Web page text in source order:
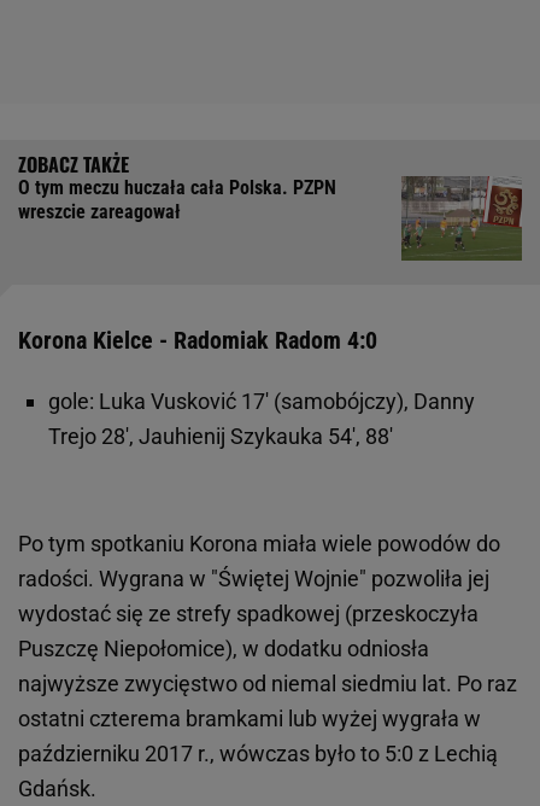
O tym meczu huczała cała Polska. PZPN
wreszcie zareagował
Korona Kielce - Radomiak Radom 4:0
gole: Luka Vusković 17' (samobójczy), Danny
Trejo 28', Jauhienij Szykauka 54', 88'
Po tym spotkaniu Korona miała wiele powodów do
radości. Wygrana w "Świętej Wojnie" pozwoliła jej
wydostać się ze strefy spadkowej (przeskoczyła
Puszczę Niepołomice), w dodatku odniosła
najwyższe zwycięstwo od niemal siedmiu lat. Po raz
ostatni czterema bramkami lub wyżej wygrała w
październiku 2017 r., wówczas było to 5:0 z Lechią
Gdańsk.